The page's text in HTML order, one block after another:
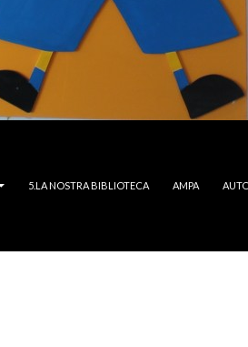
5.LA NOSTRA BIBLIOTECA AMPA